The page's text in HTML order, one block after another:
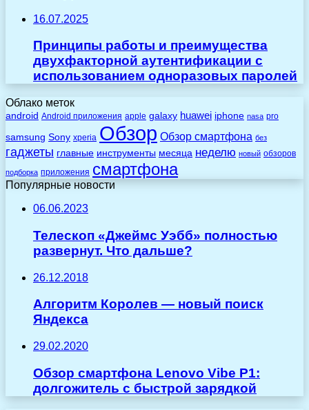
16.07.2025
Принципы работы и преимущества
двухфакторной аутентификации с
использованием одноразовых паролей
Облако меток
android Android приложения apple galaxy huawei iphone nasa pro
samsung Sony xperia Обзор Обзор смартфона без
гаджеты главные инструменты месяца неделю новый обзоров
подборка приложения смартфона
Популярные новости
06.06.2023
Телескоп «Джеймс Уэбб» полностью
развернут. Что дальше?
26.12.2018
Алгоритм Королев — новый поиск
Яндекса
29.02.2020
Обзор смартфона Lenovo Vibe P1:
долгожитель с быстрой зарядкой